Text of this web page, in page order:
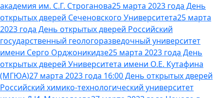
академия им. С.Г. Строганова25 марта 2023 года День
открытых дверей Сеченовского Университета25 марта
2023 года День открытых дверей Российский
государственный геологоразведочный университет
имени Серго Орджоникидзе25 марта 2023 года День
открытых дверей Университета имени О.Е. Кутафина
(МГЮА)27 марта 2023 года 16:00 День открытых дверей
Российский химико-технологический университет